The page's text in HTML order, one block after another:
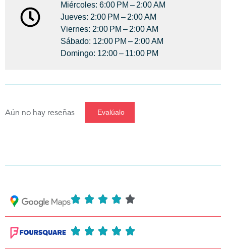
Miércoles: 6:00 PM – 2:00 AM
Jueves: 2:00 PM – 2:00 AM
Viernes: 2:00 PM – 2:00 AM
Sábado: 12:00 PM – 2:00 AM
Domingo: 12:00 – 11:00 PM
Aún no hay reseñas Evalúalo